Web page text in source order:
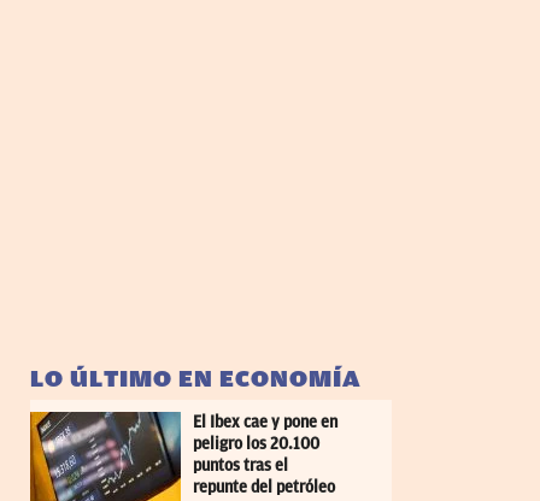
LO ÚLTIMO EN ECONOMÍA
El Ibex cae y pone en
peligro los 20.100
puntos tras el
repunte del petróleo